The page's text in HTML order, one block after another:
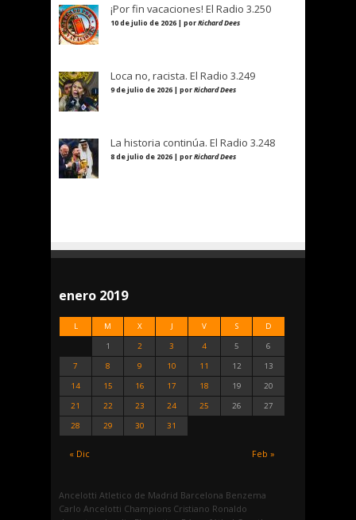
¡Por fin vacaciones! El Radio 3.250
10 de julio de 2026 | porRichard Dees
Loca no, racista. El Radio 3.249
9 de julio de 2026 | porRichard Dees
La historia continúa. El Radio 3.248
8 de julio de 2026 | porRichard Dees
enero 2019
L M X J V S D
« Dic Feb »
1 2 3 4 5
6
7
8 9 10 11 12
13
14
15 16 17 18 19
20
21
22 23 24 25 26
27
28
29 30 31
Ancelotti Atletico de Madrid Barcelona Benzema
Carlo Ancelotti Champions Cristiano Ronaldo